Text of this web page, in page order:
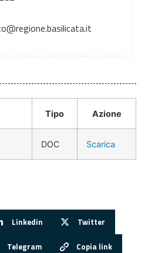
Tipo Azione
DOC Scarica
Linkedin Twitter
Telegram Copia link